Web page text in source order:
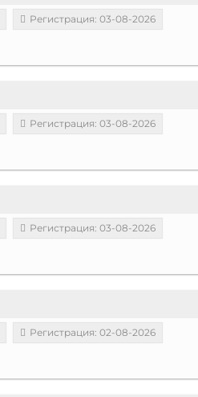
Регистрация: 03-08-2026
Регистрация: 03-08-2026
Регистрация: 03-08-2026
Регистрация: 02-08-2026